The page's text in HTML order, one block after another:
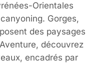
Orientales
Gorges,
des paysages
découvrez
encadrés par